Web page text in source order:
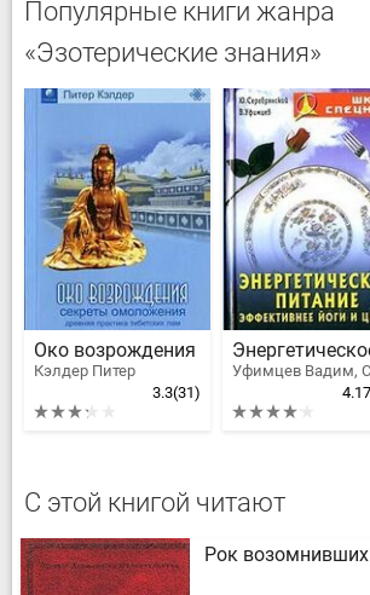
Популярные книги жанра
«Эзотерические знания»
Око возрождения
Кэлдер Питер
3.3(31)
4.17
С этой книгой читают
Рок